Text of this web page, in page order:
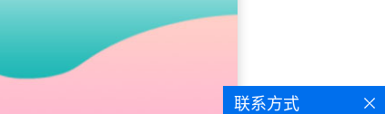
联系方式